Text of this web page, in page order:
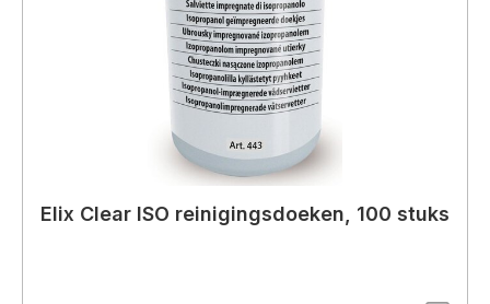
Elix Clear ISO reinigingsdoeken, 100 stuks